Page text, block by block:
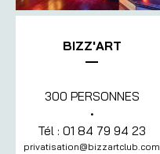
BIZZ'ART
300 PERSONNES
•
Tél : 01 84 79 94 23
privatisation@bizzartclub.com